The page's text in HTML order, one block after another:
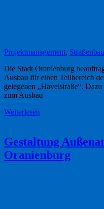
Projektmanagement,
Die Stadt Oranienburg
Ausbau für einen Teilbereich
gelegenen „Havelstraße“.
zum Ausbau
Weiterlesen
Gestaltung
Oranienburg